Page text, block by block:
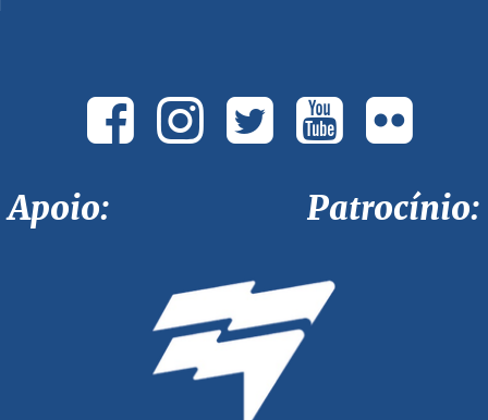
Apoio: Patrocínio: